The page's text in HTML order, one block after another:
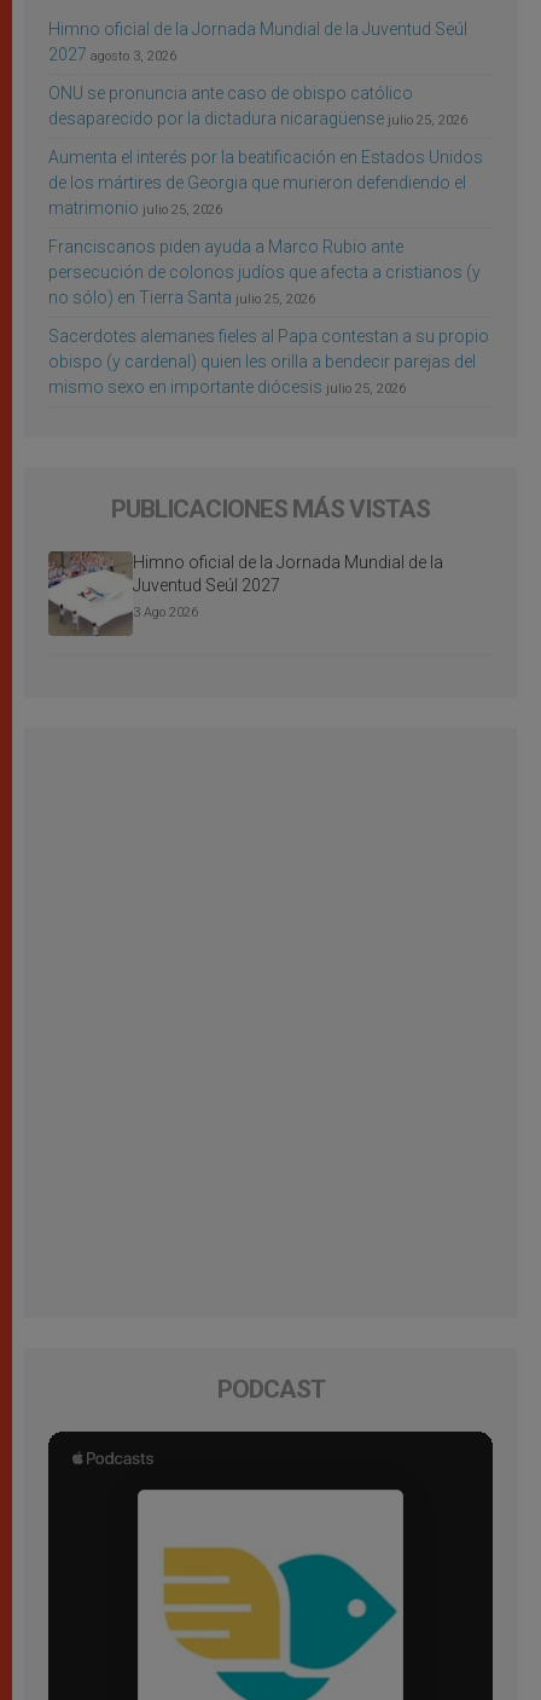
Himno oficial de la Jornada Mundial de la Juventud Seúl
2027 agosto 3, 2026
ONU se pronuncia ante caso de obispo católico
desaparecido por la dictadura nicaragüense julio 25, 2026
Aumenta el interés por la beatificación en Estados Unidos
de los mártires de Georgia que murieron defendiendo el
matrimonio julio 25, 2026
Franciscanos piden ayuda a Marco Rubio ante
persecución de colonos judíos que afecta a cristianos (y
no sólo) en Tierra Santa julio 25, 2026
Sacerdotes alemanes fieles al Papa contestan a su propio
obispo (y cardenal) quien les orilla a bendecir parejas del
mismo sexo en importante diócesis julio 25, 2026
PUBLICACIONES MÁS VISTAS
Himno oficial de la Jornada Mundial de la
Juventud Seúl 2027
3 Ago 2026
PODCAST